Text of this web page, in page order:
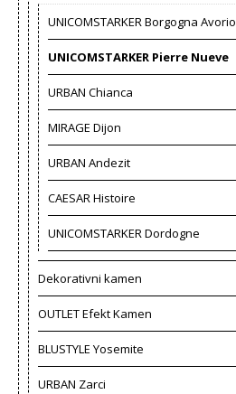
UNICOMSTARKER Borgogna Avorio
UNICOMSTARKER Pierre Nueve
URBAN Chianca
MIRAGE Dijon
URBAN Andezit
CAESAR Histoire
UNICOMSTARKER Dordogne
Dekorativni kamen
OUTLET Efekt Kamen
BLUSTYLE Yosemite
URBAN Zarci